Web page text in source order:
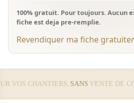
100% gratuit. Pour toujours. Aucun
fiche est deja pre-remplie.
Revendiquer ma fiche
CHANTIERS, SANSVENTE DE